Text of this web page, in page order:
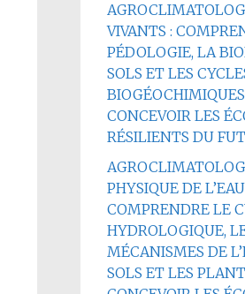
VIVANTS :
PÉDOLOGIE, LA
SOLS ET LES
CONCEVOIR LES
RÉSILIENTS DU
PHYSIQUE DE
COMPRENDRE LE
HYDROLOGIQUE,
MÉCANISMES DE
SOLS ET LES